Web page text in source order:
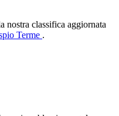
nostra classifica aggiornata
Terme .